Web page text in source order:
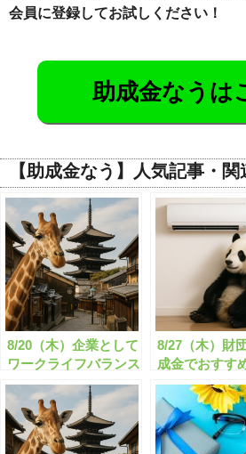
会員に登録してお試しください！
助成金なうは
【助成金なう】人気記事・
8/20（木）企業として
ワークライフバランス
の推進に取り組みたい
のですが、何か良い助
成金等ありますか？
8/27（木）財
成金でおすす
ますか？